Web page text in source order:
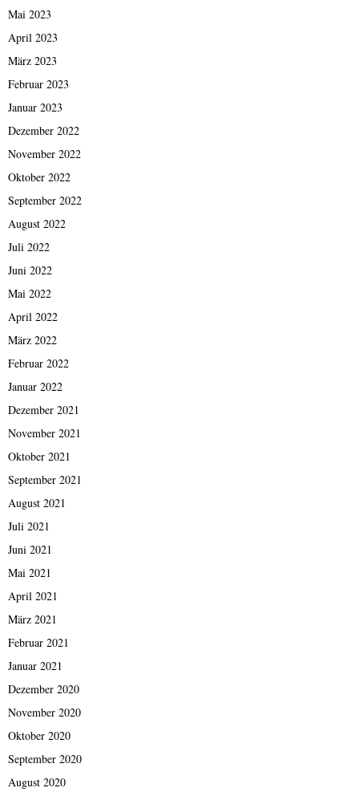
Mai 2023
April 2023
März 2023
Februar 2023
Januar 2023
Dezember 2022
November 2022
Oktober 2022
September 2022
August 2022
Juli 2022
Juni 2022
Mai 2022
April 2022
März 2022
Februar 2022
Januar 2022
Dezember 2021
November 2021
Oktober 2021
September 2021
August 2021
Juli 2021
Juni 2021
Mai 2021
April 2021
März 2021
Februar 2021
Januar 2021
Dezember 2020
November 2020
Oktober 2020
September 2020
August 2020